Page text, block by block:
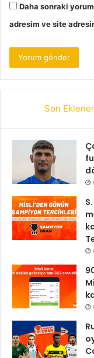
Daha sonraki
adresim ve site
Son